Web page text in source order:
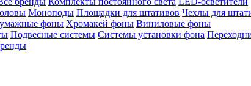
Моноподы Площадки для штативов Чехлы для
фоны Хромакей фоны Виниловые фоны
Подвесные системы Системы установки фона